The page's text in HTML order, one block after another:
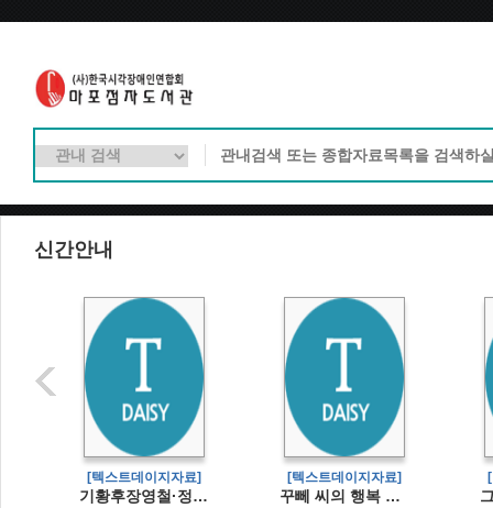
신간안내
[텍스트데이지자료]
기황후장영철·정경순 장편소설2
[텍스트데이지자료]
꾸뻬 씨의 행복 여행